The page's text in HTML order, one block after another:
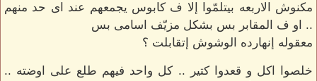
مكنوش الاربعه بيتلمّوا إلا ف كابوس يجمعهم عند اى حد منهم
.. او ف المقابر بس بشكل مزيّف اسامى بس
معقوله إنهارده الوشوش إتقابلت ؟
خلصوا اكل و قعدوا كتير .. كل واحد فيهم طلع على اوضته ..